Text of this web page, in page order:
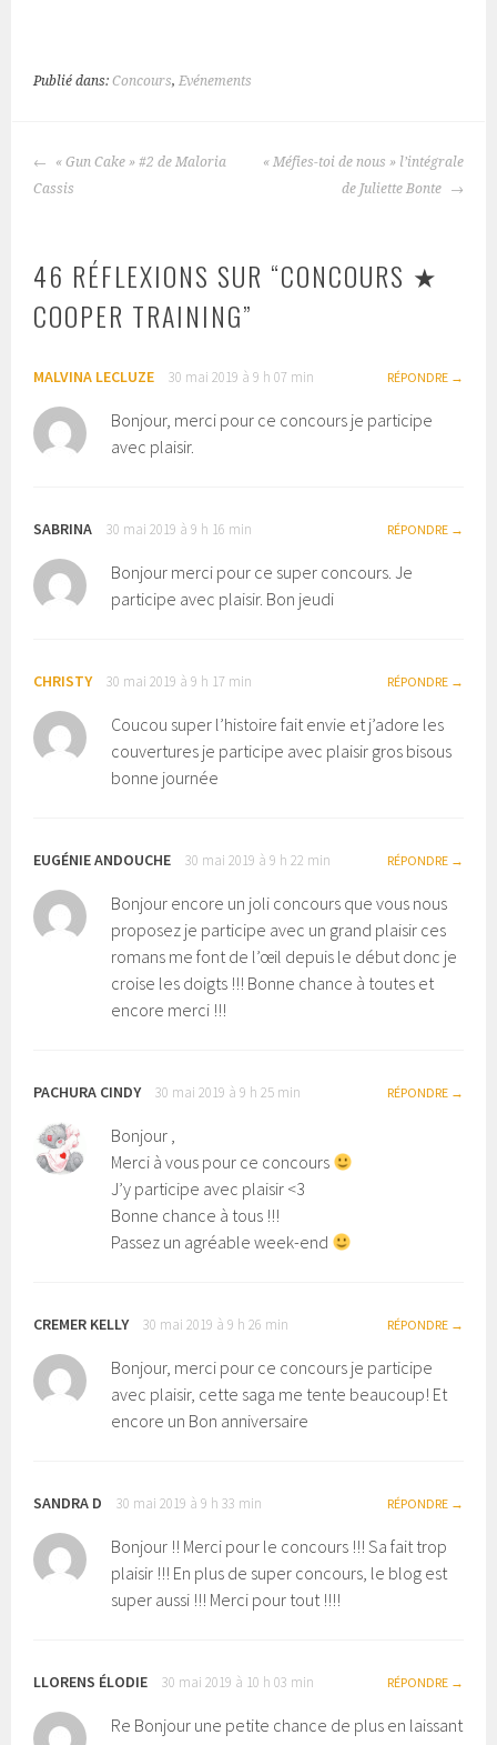
Publié dans:Concours,Evénements
NAVIGATION
« Gun Cake » #2 de Maloria
Cassis
« Méfies-toi de nous » l’intégrale
de Juliette Bonte
46 RÉFLEXIONS SUR “CONCOURS ★
COOPER TRAINING”
MALVINA LECLUZE 30 mai 2019 à 9 h 07 min RÉPONDRE
Bonjour, merci pour ce concours je participe
avec plaisir.
SABRINA 30 mai 2019 à 9 h 16 min RÉPONDRE
Bonjour merci pour ce super concours. Je
participe avec plaisir. Bon jeudi
CHRISTY 30 mai 2019 à 9 h 17 min RÉPONDRE
Coucou super l’histoire fait envie et j’adore les
couvertures je participe avec plaisir gros bisous
bonne journée
EUGÉNIE ANDOUCHE 30 mai 2019 à 9 h 22 min RÉPONDRE
Bonjour encore un joli concours que vous nous
proposez je participe avec un grand plaisir ces
romans me font de l’œil depuis le début donc je
croise les doigts !!! Bonne chance à toutes et
encore merci !!!
PACHURA CINDY 30 mai 2019 à 9 h 25 min RÉPONDRE
Bonjour ,
Merci à vous pour ce concours
J’y participe avec plaisir <3
Bonne chance à tous !!!
Passez un agréable week-end
CREMER KELLY 30 mai 2019 à 9 h 26 min RÉPONDRE
Bonjour, merci pour ce concours je participe
avec plaisir, cette saga me tente beaucoup! Et
encore un Bon anniversaire
SANDRA D 30 mai 2019 à 9 h 33 min RÉPONDRE
Bonjour !! Merci pour le concours !!! Sa fait trop
plaisir !!! En plus de super concours, le blog est
super aussi !!! Merci pour tout !!!!
LLORENS ÉLODIE 30 mai 2019 à 10 h 03 min RÉPONDRE
Re Bonjour une petite chance de plus en laissant